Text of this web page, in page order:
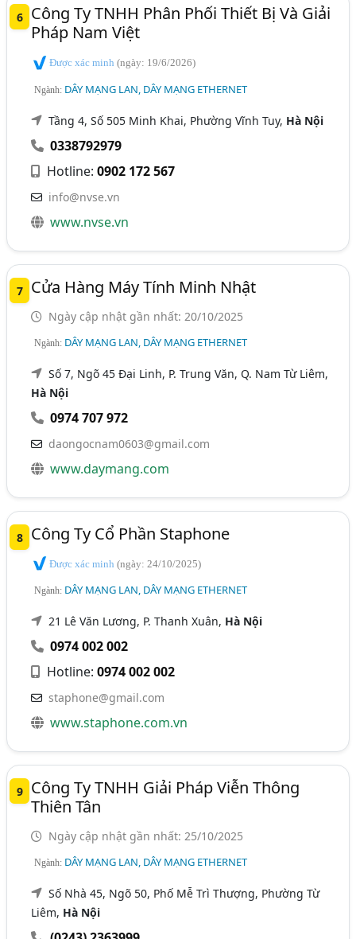
6
Công Ty TNHH Phân Phối Thiết Bị Và Giải
Pháp Nam Việt
Được xác minh(ngày: 19/6/2026)
Ngành: DÂY MẠNG LAN, DÂY MẠNG ETHERNET
Tầng 4, Số 505 Minh Khai, Phường Vĩnh Tuy, Hà Nội
0338792979
Hotline:0902 172 567
info@nvse.vn
www.nvse.vn
7 Cửa Hàng Máy Tính Minh Nhật
Ngày cập nhật gần nhất: 20/10/2025
Ngành: DÂY MẠNG LAN, DÂY MẠNG ETHERNET
Số 7, Ngõ 45 Đại Linh, P. Trung Văn, Q. Nam Từ Liêm,
Hà Nội
0974 707 972
daongocnam0603@gmail.com
www.daymang.com
8 Công Ty Cổ Phần Staphone
Được xác minh(ngày: 24/10/2025)
Ngành: DÂY MẠNG LAN, DÂY MẠNG ETHERNET
21 Lê Văn Lương, P. Thanh Xuân, Hà Nội
0974 002 002
Hotline:0974 002 002
staphone@gmail.com
www.staphone.com.vn
9
Công Ty TNHH Giải Pháp Viễn Thông
Thiên Tân
Ngày cập nhật gần nhất: 25/10/2025
Ngành: DÂY MẠNG LAN, DÂY MẠNG ETHERNET
Số Nhà 45, Ngõ 50, Phố Mễ Trì Thượng, Phường Từ
Liêm, Hà Nội